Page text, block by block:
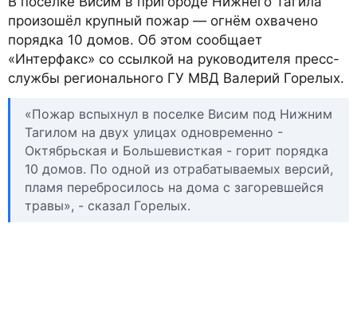
произошёл крупный пожар — огнём охвачено
порядка 10 домов. Об этом сообщает
«Интерфакс» со ссылкой на руководителя пресс-
службы регионального ГУ МВД Валерий Горелых.
«Пожар вспыхнул в поселке Висим под Нижним
Тагилом на двух улицах одновременно -
Октябрьская и Большевисткая - горит порядка
10 домов. По одной из отрабатываемых версий,
пламя перебросилось на дома с загоревшейся
травы», - сказал Горелых.